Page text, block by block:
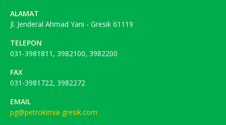
ALAMAT
Jl. Jenderal Ahmad Yani - Gresik 61119
TELEPON
031-3981811, 3982100, 3982200
FAX
031-3981722, 3982272
EMAIL
pg@petrokimia-gresik.com